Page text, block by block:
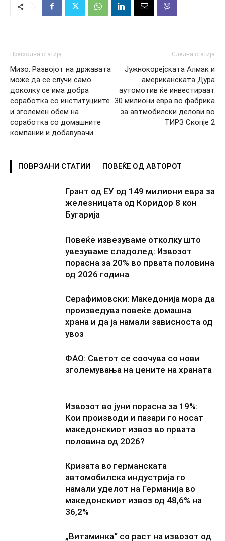
Претходна статија
Мизо: Развојот на државата
може да се случи само
доколку се има добра
соработка со институциите
и зголемен обем на
соработка со домашните
компании и добавувачи
Следна статија
Јужнокорејската Алмак и
американската Дура
аутомотив ќе инвестираат
30 милиони евра во фабрика
за автмобилски делови во
ТИРЗ Скопје 2
ПОВРЗАНИ СТАТИИ ПОВЕЌЕ ОД АВТОРОТ
Грант од ЕУ од 149 милиони евра за
железницата од Коридор 8 кон
Бугарија
Повеќе извезуваме отколку што
увезуваме сладолед: Извозот
порасна за 20% во првата половина
од 2026 година
Серафимовски: Македонија мора да
произведува повеќе домашна
храна и да ја намали зависноста од
увоз
ФАО: Светот се соочува со нови
зголемувања на цените на храната
Извозот во јуни порасна за 19%:
Кои производи и пазари го носат
македонскиот извоз во првата
половина од 2026?
Кризата во германската
автомобилска индустрија го
намали уделот на Германија во
македонскиот извоз од 48,6% на
36,2%
„Витаминка“ со раст на извозот од